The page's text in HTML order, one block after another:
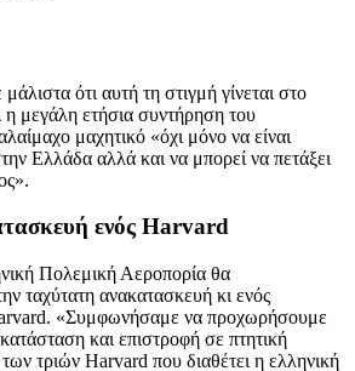
ότι αυτή τη στιγμή γίνεται στο
μεγάλη ετήσια συντήρηση του
μαχητικό «όχι μόνο να είναι
Ελλάδα αλλά και να μπορεί να πετάξει
ενός Harvard
Πολεμική Αεροπορία θα
ταχύτατη ανακατασκευή κι ενός
«Συμφωνήσαμε να προχωρήσουμε
και επιστροφή σε πτητική
τριών Harvard που διαθέτει η ελληνική